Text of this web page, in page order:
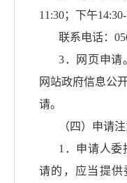
11:30；下午
联系电话：
3．网页申请
网站政府信息公
请。
（四）申请
1．申请人委
请的，应当提供